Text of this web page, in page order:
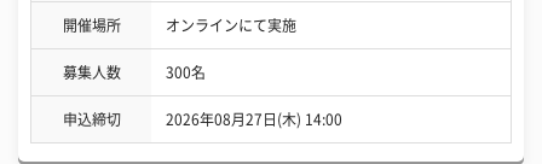
開催場所 オンラインにて実施
募集人数 300名
申込締切 2026年08月27日(木) 14:00